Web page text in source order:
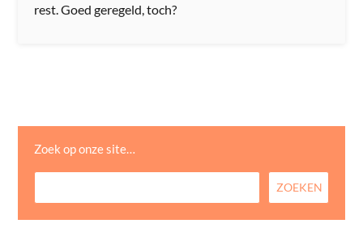
rest. Goed geregeld, toch?
Zoek op onze site…